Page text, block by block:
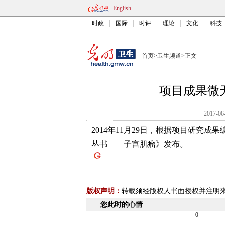
English
时政 国际 时评 理论 文化 科技
首页>卫生频道>正文
项目成果微
2017-
2014年11月29日，根据项目研究成
丛书——子宫肌瘤》发布。
版权声明： 转载须经版权人书面授权并注明
您此时的心情
0